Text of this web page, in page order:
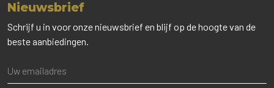
Nieuwsbrief
Schrijf u in voor onze nieuwsbrief en blijf op de hoogte van de
beste aanbiedingen.